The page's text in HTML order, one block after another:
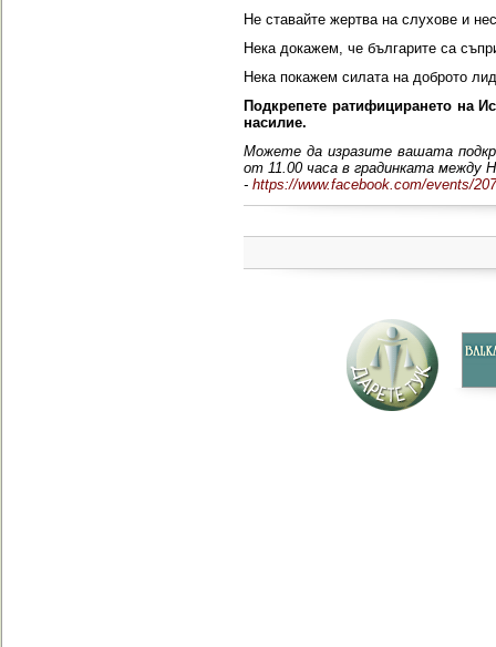
Не ставайте жертва на слухове и
Нека докажем, че българите са
Нека покажем силата на доброто
Подкрепете ратифицирането на
насилие.
Можете да изразите вашата
от 11.00 часа в градинката между
- https://www.facebook.com/events/